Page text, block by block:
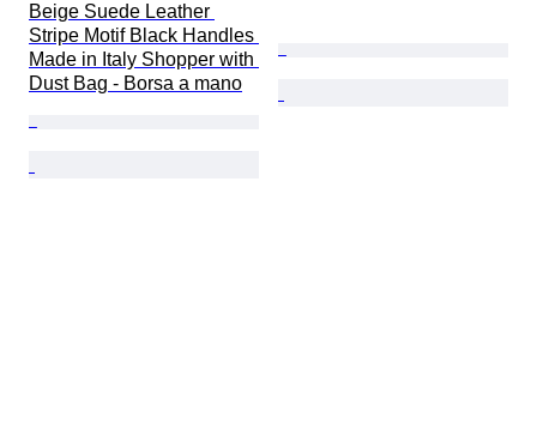
Beige Suede Leather
Stripe Motif Black Handles
Made in Italy Shopper with
Dust Bag - Borsa a mano